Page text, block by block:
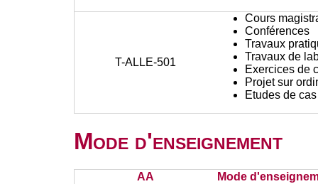
T-ALLE-501
Cours
Conférences
Travaux
Travaux de
Exercices de
Projet sur
Etudes de cas
Mode d'enseignement
AA
Mode